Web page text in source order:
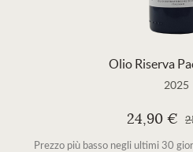
Olio Riserva
2025
24,90 €
Prezzo più basso negli ultimi 30